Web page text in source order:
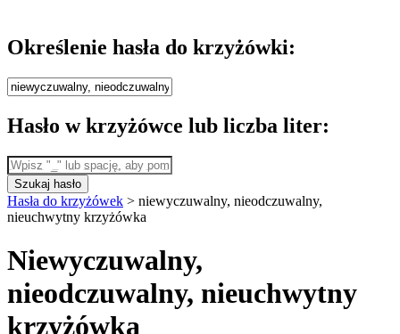
Określenie hasła do krzyżówki:
Hasło w krzyżówce lub liczba liter:
Szukaj hasło
Hasła do krzyżówek > niewyczuwalny, nieodczuwalny,
nieuchwytny krzyżówka
Niewyczuwalny,
nieodczuwalny, nieuchwytny
krzyżówka